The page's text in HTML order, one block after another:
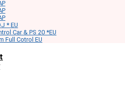
* EU
Car & PS 20 *EU
Full Cotrol EU